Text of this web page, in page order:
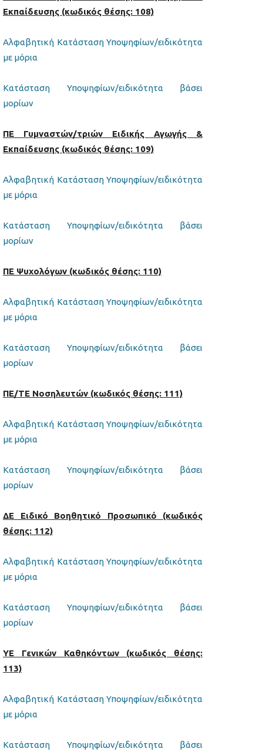
Εκπαίδευσης (κωδικός θέσης: 108)
Αλφαβητική Κατάσταση Υποψηφίων/ειδικότητα
με μόρια
Κατάσταση Υποψηφίων/ειδικότητα βάσει
μορίων
ΠΕ Γυμναστών/τριών Ειδικής Αγωγής &
Εκπαίδευσης (κωδικός θέσης: 109)
Αλφαβητική Κατάσταση Υποψηφίων/ειδικότητα
με μόρια
Κατάσταση Υποψηφίων/ειδικότητα βάσει
μορίων
ΠΕ Ψυχολόγων (κωδικός θέσης: 110)
Αλφαβητική Κατάσταση Υποψηφίων/ειδικότητα
με μόρια
Κατάσταση Υποψηφίων/ειδικότητα βάσει
μορίων
ΠΕ/ΤΕ Νοσηλευτών (κωδικός θέσης: 111)
Αλφαβητική Κατάσταση Υποψηφίων/ειδικότητα
με μόρια
Κατάσταση Υποψηφίων/ειδικότητα βάσει
μορίων
ΔΕ Ειδικό Βοηθητικό Προσωπικό (κωδικός
θέσης: 112)
Αλφαβητική Κατάσταση Υποψηφίων/ειδικότητα
με μόρια
Κατάσταση Υποψηφίων/ειδικότητα βάσει
μορίων
ΥΕ Γενικών Καθηκόντων (κωδικός θέσης:
113)
Αλφαβητική Κατάσταση Υποψηφίων/ειδικότητα
με μόρια
Κατάσταση Υποψηφίων/ειδικότητα βάσει